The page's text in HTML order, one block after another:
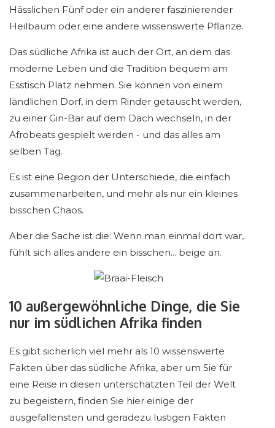
Hässlichen Fünf oder ein anderer faszinierender
Heilbaum oder eine andere wissenswerte Pflanze.
Das südliche Afrika ist auch der Ort, an dem das
moderne Leben und die Tradition bequem am
Esstisch Platz nehmen. Sie können von einem
ländlichen Dorf, in dem Rinder getauscht werden,
zu einer Gin-Bar auf dem Dach wechseln, in der
Afrobeats gespielt werden - und das alles am
selben Tag.
Es ist eine Region der Unterschiede, die einfach
zusammenarbeiten, und mehr als nur ein kleines
bisschen Chaos.
Aber die Sache ist die: Wenn man einmal dort war,
fühlt sich alles andere ein bisschen... beige an.
10 außergewöhnliche Dinge, die Sie
nur im südlichen Afrika finden
Es gibt sicherlich viel mehr als 10 wissenswerte
Fakten über das südliche Afrika, aber um Sie für
eine Reise in diesen unterschätzten Teil der Welt
zu begeistern, finden Sie hier einige der
ausgefallensten und geradezu lustigen Fakten